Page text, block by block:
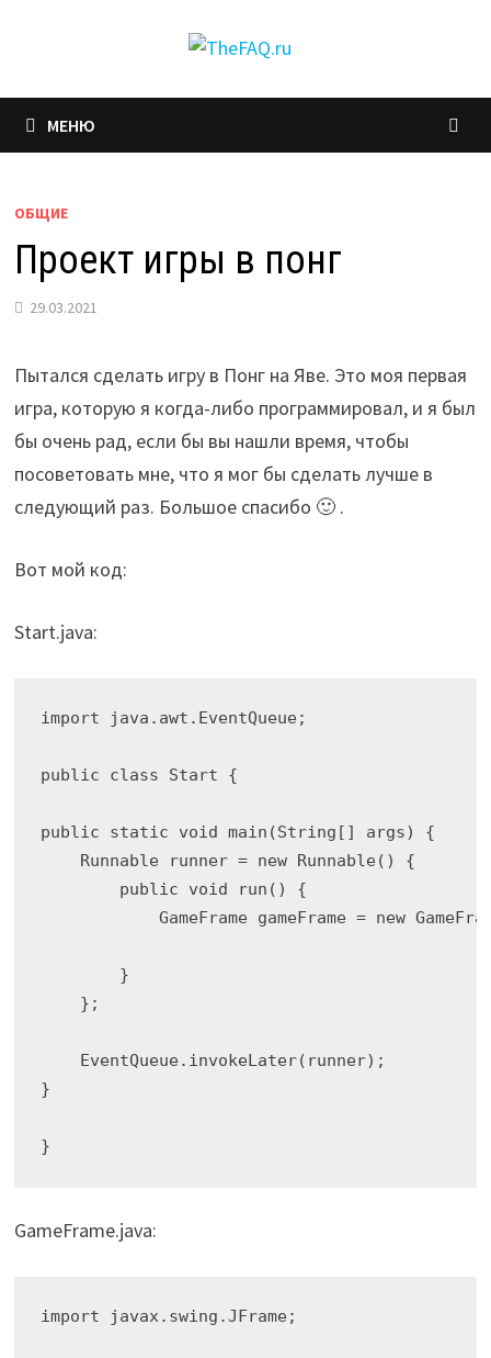
МЕНЮ
ОБЩИЕ
Проект игры в понг
29.03.2021
Пытался сделать игру в Понг на Яве. Это моя первая
игра, которую я когда-либо программировал, и я был
бы очень рад, если бы вы нашли время, чтобы
посоветовать мне, что я мог бы сделать лучше в
следующий раз. Большое спасибо 🙂 .
Вот мой код:
Start.java:
import java.awt.EventQueue;
public class Start {
public static void main(String[] args) {
    Runnable runner = new Runnable() {
        public void run() {
GameFrame gameFrame = new
        }
    };
    EventQueue.invokeLater(runner);
}
GameFrame.java:
import javax.swing.JFrame;